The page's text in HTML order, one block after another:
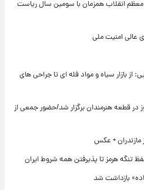
انقلاب همزمان با سومین سال ریاست
امنیت ملی
سیاه و مواد فله ای تا جراحی های
قطعه هنرمندان برگزار شد/حضور جمعی از
+ عکس
هرمز تا پذیرفتن همه شروط ایران
بازداشت شد